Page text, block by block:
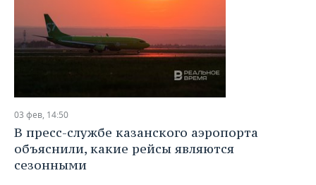
03 фев, 14:50
В пресс-службе казанского аэропорта
объяснили, какие рейсы являются
сезонными